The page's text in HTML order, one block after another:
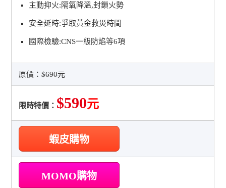
主動抑火:隔氧降溫,封鎖火勢
安全延時:爭取黃金救災時間
國際檢驗:CNS一級防焰等6項
原價：$690元
限時特價： $590元
蝦皮購物
MOMO購物